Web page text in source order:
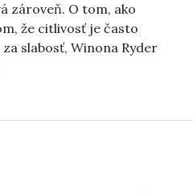
zároveň. O tom, ako
že citlivosť je často
slabosť, Winona Ryder
sama doma“